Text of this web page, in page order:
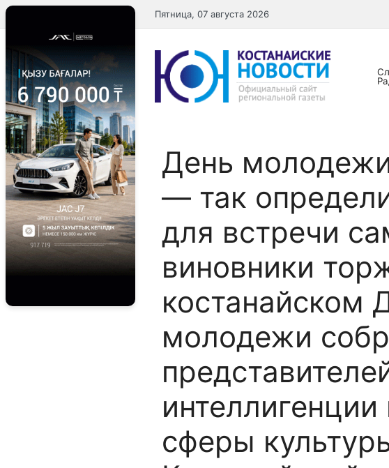
Перейти
к
содержимому
Пятница, 07 августа 2026
​День
— так
для встречи
виновники
костанайском
молодежи
сферы